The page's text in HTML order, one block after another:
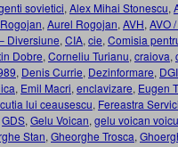
sovietici, Alex Mihai Stonescu,
, Aurel Rogojan, AVH, AVO
Diversiune, CIA, cie, Comisia
Dobre, Corneliu Turianu, craiova,
, Denis Currie, Dezinformare,
, Emil Macri, enclavizare, Eugen
lui ceausescu, Fereastra
GDS, Gelu Voican, gelu voican
Stan, Gheorghe Trosca,